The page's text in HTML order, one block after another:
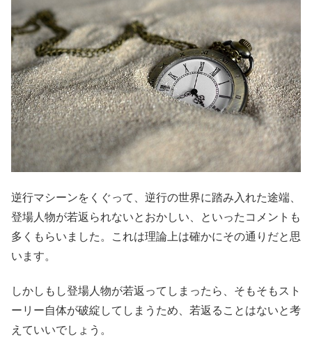
逆行マシーンをくぐって、逆行の世界に踏み入れた途端、
登場人物が若返られないとおかしい、といったコメントも
多くもらいました。これは理論上は確かにその通りだと思
います。
しかしもし登場人物が若返ってしまったら、そもそもスト
ーリー自体が破綻してしまうため、若返ることはないと考
えていいでしょう。